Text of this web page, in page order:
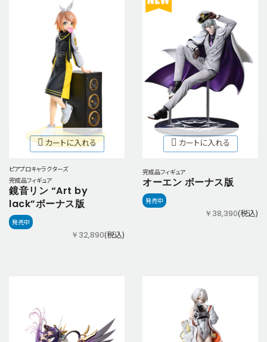
カートに入れる
ピアプロキャラクターズ
完成品フィギュア
鏡音リン “Art by
lack”ボーナス版
発売中
￥32,890(税込)
カートに入れる
完成品フィギュア
オーエン ボーナス版
発売中
￥38,390(税込)